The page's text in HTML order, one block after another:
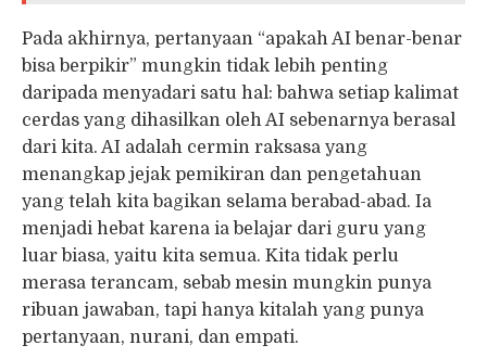
Pada akhirnya, pertanyaan “apakah AI benar-benar
bisa berpikir” mungkin tidak lebih penting
daripada menyadari satu hal: bahwa setiap kalimat
cerdas yang dihasilkan oleh AI sebenarnya berasal
dari kita. AI adalah cermin raksasa yang
menangkap jejak pemikiran dan pengetahuan
yang telah kita bagikan selama berabad-abad. Ia
menjadi hebat karena ia belajar dari guru yang
luar biasa, yaitu kita semua. Kita tidak perlu
merasa terancam, sebab mesin mungkin punya
ribuan jawaban, tapi hanya kitalah yang punya
pertanyaan, nurani, dan empati.